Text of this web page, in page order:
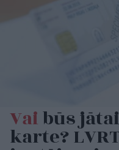
Vaibūs
karte?